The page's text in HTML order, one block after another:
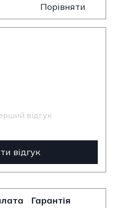
Порівняти
відгук
відгук
Гарантія